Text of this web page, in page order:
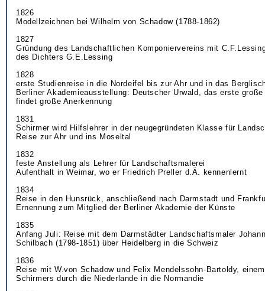
1826
Modellzeichnen bei Wilhelm von Schadow (1788-1862)
1827
Gründung des Landschaftlichen Komponiervereins mit
des Dichters G.E.Lessing
1828
erste Studienreise in die Nordeifel bis zur Ahr und in das
Berliner Akademieausstellung: Deutscher Urwald, das erste
findet große Anerkennung
1831
Schirmer wird Hilfslehrer in der neugegründeten Klasse für
Reise zur Ahr und ins Moseltal
1832
feste Anstellung als Lehrer für Landschaftsmalerei
Aufenthalt in Weimar, wo er Friedrich Preller d.Ä. kennenlernt
1834
Reise in den Hunsrück, anschließend nach Darmstadt und
Ernennung zum Mitglied der Berliner Akademie der Künste
1835
Anfang Juli: Reise mit dem Darmstädter Landschaftsmaler
Schilbach (1798-1851) über Heidelberg in die Schweiz
1836
Reise mit W.von Schadow und Felix Mendelssohn-Bartoldy,
Schirmers durch die Niederlande in die Normandie